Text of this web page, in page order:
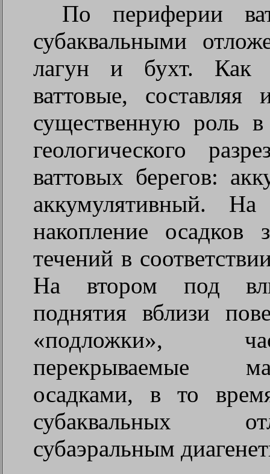
По периферии
субаквальными
лагун и бухт. Как
ваттовые,
существенную роль
геологического
ваттовых берегов:
аккумулятивный.
накопление осадков
течений в
На втором под
поднятия вблизи
«подложки»,
перекрываемые
осадками, в то
субаквальных
субаэральным